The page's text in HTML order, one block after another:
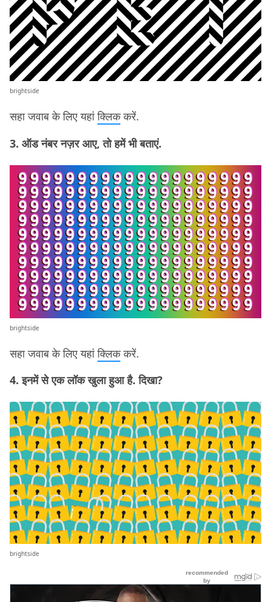
brightside
सहा जवाब के लिए यहांक्लिककरें.
3. ऑड नंबर नज़र आए, तो हमें भी बताएं.
brightside
सहा जवाब के लिए यहांक्लिककरें.
4. इनमें से एक लॉक खुला हुआ है. दिखा?
brightside